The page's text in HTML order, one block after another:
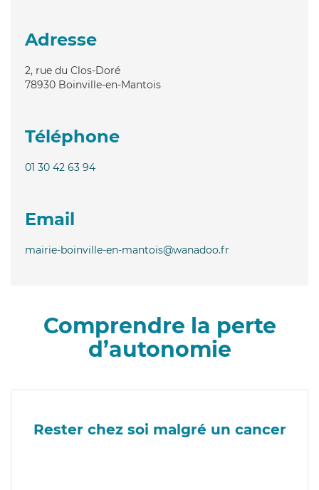
Adresse
2, rue du Clos-Doré
78930 Boinville-en-Mantois
Téléphone
01 30 42 63 94
Email
mairie-boinville-en-mantois@wanadoo.fr
Comprendre la perte
d’autonomie
Rester chez soi malgré un cancer